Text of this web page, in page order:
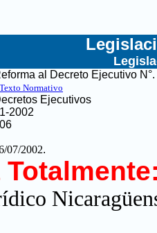
al Decreto Ejecutivo
Texto Normativo
Ejecutivos
2002
07/2002.